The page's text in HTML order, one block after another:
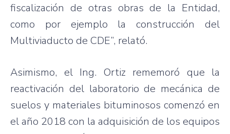
fiscalización de otras obras de la Entidad,
como por ejemplo la construcción del
Multiviaducto de CDE”, relató.
Asimismo, el Ing. Ortiz rememoró que la
reactivación del laboratorio de mecánica de
suelos y materiales bituminosos comenzó en
el año 2018 con la adquisición de los equipos